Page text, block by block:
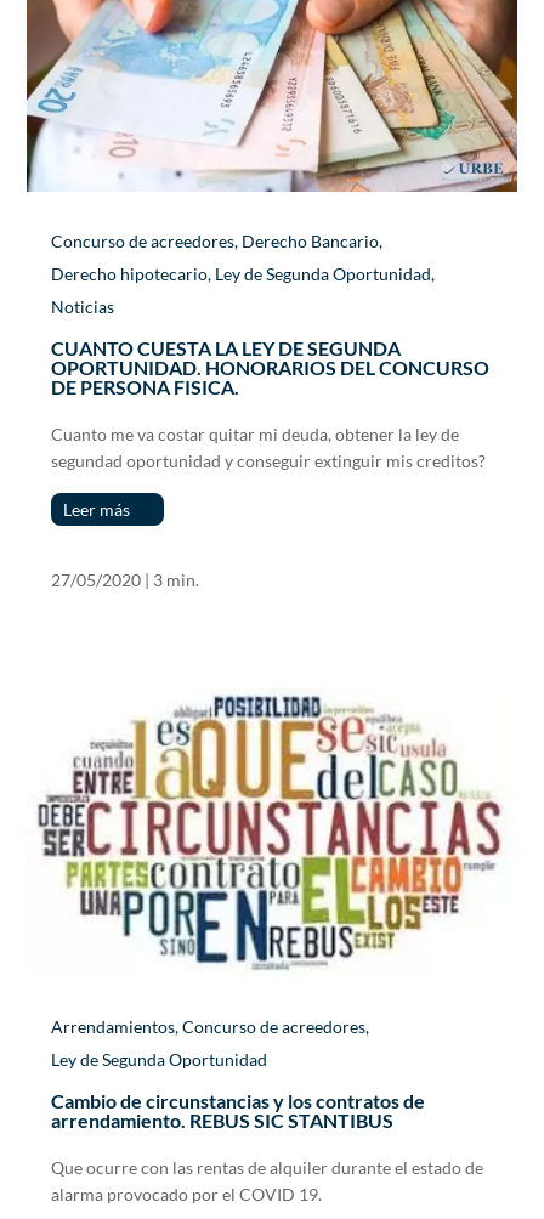
Concurso de acreedores, Derecho Bancario,
Derecho hipotecario, Ley de Segunda Oportunidad,
Noticias
CUANTO CUESTA LA LEY DE SEGUNDA
OPORTUNIDAD. HONORARIOS DEL CONCURSO
DE PERSONA FISICA.
Cuanto me va costar quitar mi deuda, obtener la ley de
segundad oportunidad y conseguir extinguir mis creditos?
Leer más
27/05/2020 | 3 min.
Arrendamientos,Concurso de acreedores,
Ley de Segunda Oportunidad
Cambio de circunstancias y los contratos de
arrendamiento. REBUS SIC STANTIBUS
Que ocurre con las rentas de alquiler durante el estado de
alarma provocado por el COVID 19.